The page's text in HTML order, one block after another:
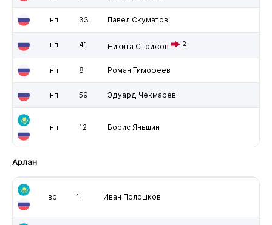
нп 33 Павел Скуматов
нп 41 Никита Стрижов 2
нп 8 Роман Тимофеев
нп 59 Эдуард Чекмарев
нп 12 Борис Яньшин
Арлан
вр 1 Иван Полошков